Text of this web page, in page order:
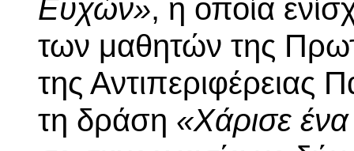
Ευχών», η οποία
των μαθητών της
της Αντιπεριφέρειας
τη δράση «Χάρισε